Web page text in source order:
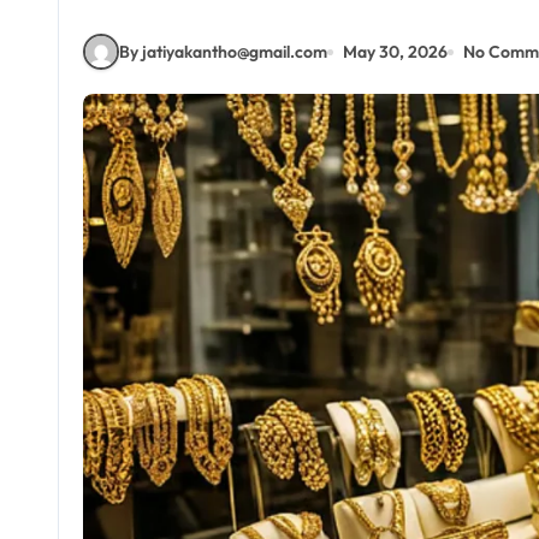
By jatiyakantho@gmail.com May 30, 2026 No